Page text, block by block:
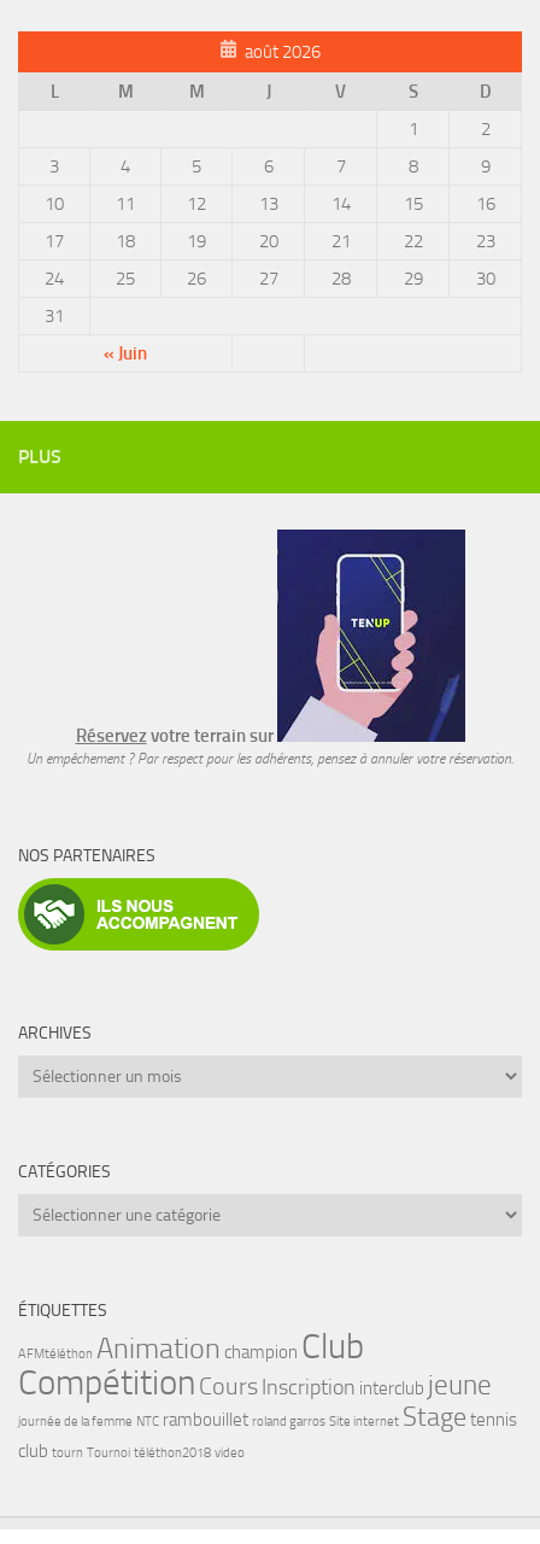
août 2026
L
M M J V S D
« Juin
1
2
3
4 5 6 7 8
9
10
11 12 13 14 15
16
17
18 19 20 21 22
23
24
25 26 27 28 29
30
31
PLUS
Réservez votre terrain sur
Un empêchement ? Par respect pour les adhérents, pensez à annuler votre réservation.
NOS PARTENAIRES
ARCHIVES
Archives
CATÉGORIES
Catégories
ÉTIQUETTES
AFMtéléthon Animation champion Club
Compétition CoursInscription interclub jeune
journée de la femme NTC rambouillet roland garros Site internet Stage tennis
club tourn Tournoi téléthon2018 video